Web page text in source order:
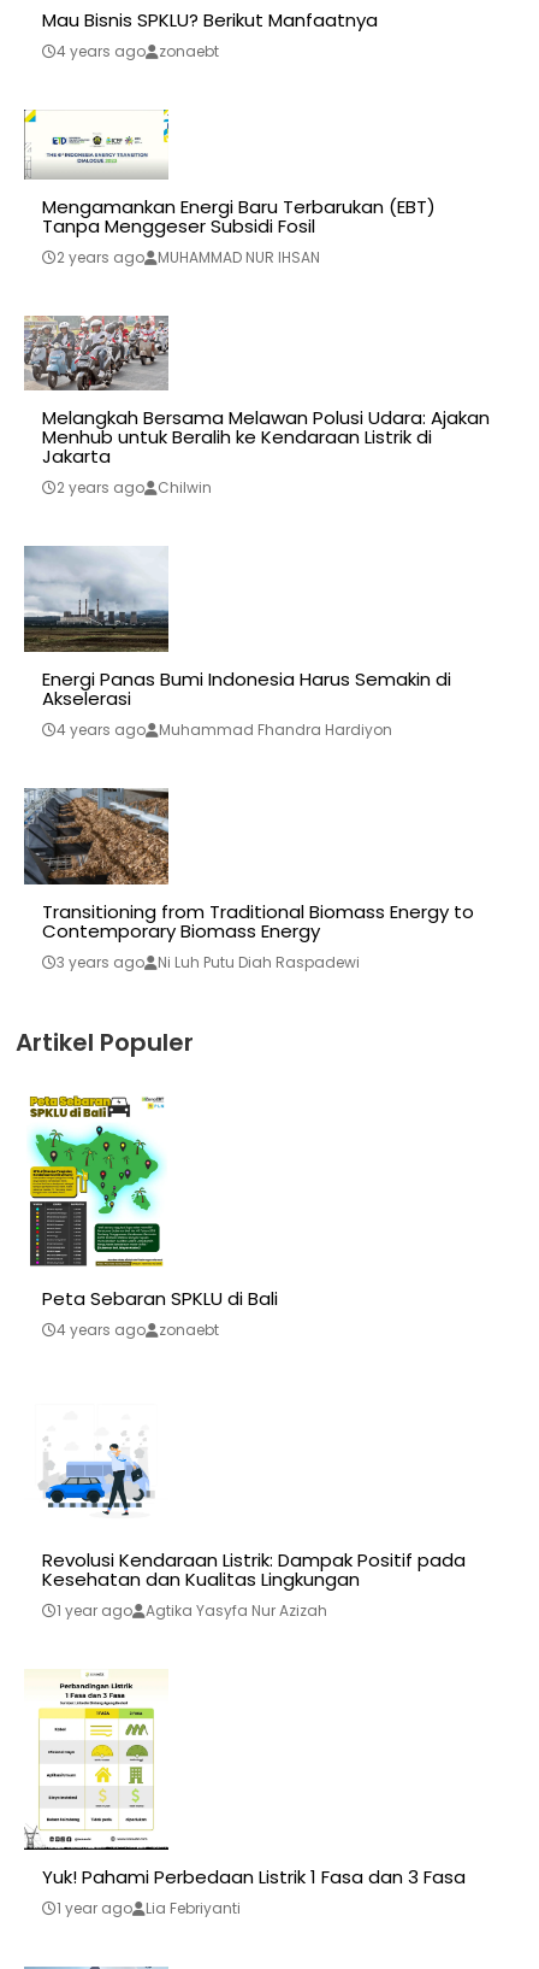
Mau Bisnis SPKLU? Berikut Manfaatnya
4 years ago zonaebt
Mengamankan Energi Baru Terbarukan (EBT)
Tanpa Menggeser Subsidi Fosil
2 years ago MUHAMMAD NUR IHSAN
Melangkah Bersama Melawan Polusi Udara: Ajakan
Menhub untuk Beralih ke Kendaraan Listrik di
Jakarta
2 years ago Chilwin
Energi Panas Bumi Indonesia Harus Semakin di
Akselerasi
4 years ago Muhammad Fhandra Hardiyon
Transitioning from Traditional Biomass Energy to
Contemporary Biomass Energy
3 years ago Ni Luh Putu Diah Raspadewi
Artikel Populer
Peta Sebaran SPKLU di Bali
4 years ago zonaebt
Revolusi Kendaraan Listrik: Dampak Positif pada
Kesehatan dan Kualitas Lingkungan
1 year ago Agtika Yasyfa Nur Azizah
Yuk! Pahami Perbedaan Listrik 1 Fasa dan 3 Fasa
1 year ago Lia Febriyanti